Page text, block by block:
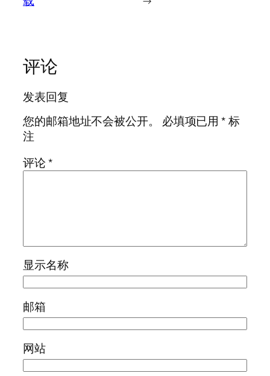
评论
发表回复
您的邮箱地址不会被公开。
必填项已用*标
注
评论*
显示名称
邮箱
网站